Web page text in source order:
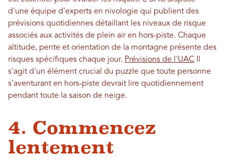
d'une équipe d'experts en nivologie qui publient des
prévisions quotidiennes détaillant les niveaux de risque
associés aux activités de plein air en hors-piste. Chaque
altitude, pente et orientation de la montagne présente des
risques spécifiques chaque jour. Prévisions de l'UAC
s'agit d'un élément crucial du puzzle que toute personne
s'aventurant en hors-piste devrait lire quotidiennement
pendant toute la saison de neige.
4. Commencez
lentement